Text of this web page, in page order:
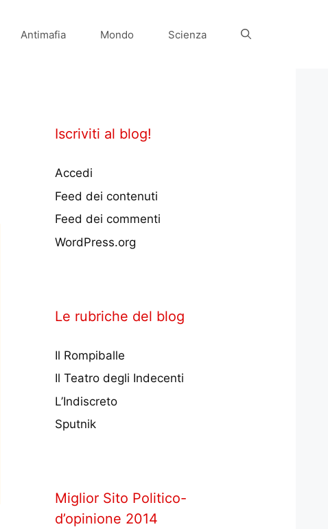
Antimafia Mondo Scienza
Iscriviti al blog!
Accedi
Feed dei contenuti
Feed dei commenti
WordPress.org
Le rubriche del blog
Il Rompiballe
Il Teatro degli Indecenti
L’Indiscreto
Sputnik
Miglior Sito Politico-
d’opinione 2014